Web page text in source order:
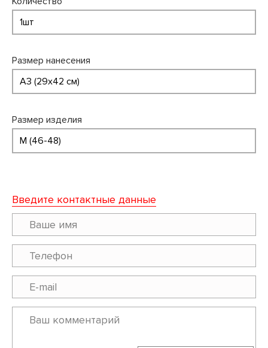
Размер нанесения
Размер изделия
Введите контактные данные